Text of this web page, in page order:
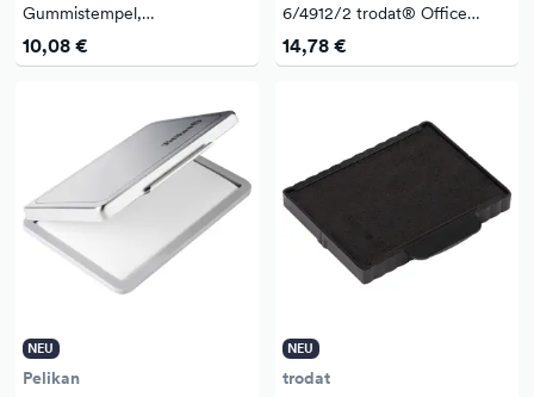
Gummistempel,
Polymerstempel 110 x 70 mm
(B x H) blau nicht
10,08 €
6/4912/2 trodat® Office
Printy™ 4912 blau/rot 2
St./Pack.
14,78 €
NEU
Pelikan
NEU
trodat